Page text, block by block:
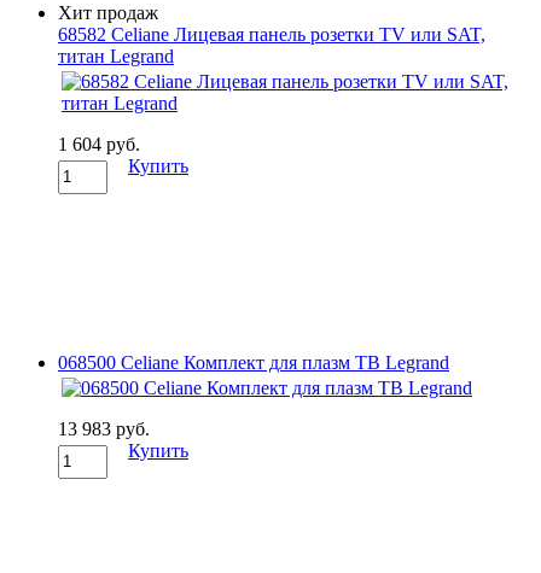
Хит продаж
68582 Celiane Лицевая панель розетки TV или SAT,
титан Legrand
1 604 руб.
Купить
068500 Celiane Комплект для плазм ТВ Legrand
13 983 руб.
Купить